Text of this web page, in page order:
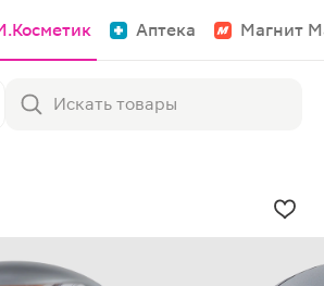
Аптека Магнит